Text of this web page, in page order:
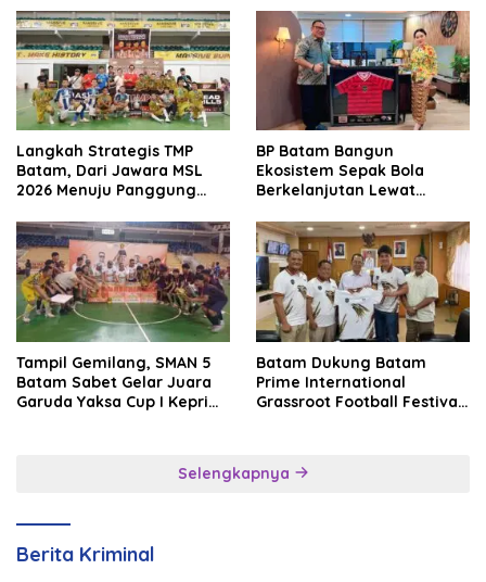
Langkah Strategis TMP
Batam, Dari Jawara MSL
2026 Menuju Panggung
BP Batam Bangun
Ekosistem Sepak Bola
Berkelanjutan Lewat
Tampil Gemilang, SMAN 5
Batam Sabet Gelar Juara
Garuda Yaksa Cup I Kepri
Batam Dukung Batam
Prime International
Grassroot Football Festival
Brunei–Malaysia
Selengkapnya
Berita Kriminal